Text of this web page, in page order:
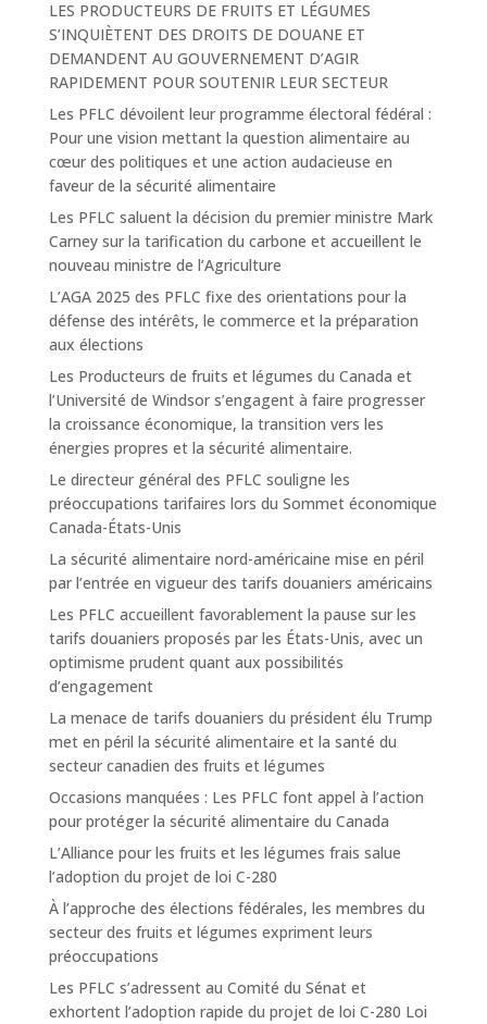
LES PRODUCTEURS DE FRUITS ET LÉGUMES
S’INQUIÈTENT DES DROITS DE DOUANE ET
DEMANDENT AU GOUVERNEMENT D’AGIR
RAPIDEMENT POUR SOUTENIR LEUR SECTEUR
Les PFLC dévoilent leur programme électoral fédéral :
Pour une vision mettant la question alimentaire au
cœur des politiques et une action audacieuse en
faveur de la sécurité alimentaire
Les PFLC saluent la décision du premier ministre Mark
Carney sur la tarification du carbone et accueillent le
nouveau ministre de l’Agriculture
L’AGA 2025 des PFLC fixe des orientations pour la
défense des intérêts, le commerce et la préparation
aux élections
Les Producteurs de fruits et légumes du Canada et
l’Université de Windsor s’engagent à faire progresser
la croissance économique, la transition vers les
énergies propres et la sécurité alimentaire.
Le directeur général des PFLC souligne les
préoccupations tarifaires lors du Sommet économique
Canada-États-Unis
La sécurité alimentaire nord-américaine mise en péril
par l’entrée en vigueur des tarifs douaniers américains
Les PFLC accueillent favorablement la pause sur les
tarifs douaniers proposés par les États-Unis, avec un
optimisme prudent quant aux possibilités
d’engagement
La menace de tarifs douaniers du président élu Trump
met en péril la sécurité alimentaire et la santé du
secteur canadien des fruits et légumes
Occasions manquées : Les PFLC font appel à l’action
pour protéger la sécurité alimentaire du Canada
L’Alliance pour les fruits et les légumes frais salue
l’adoption du projet de loi C-280
À l’approche des élections fédérales, les membres du
secteur des fruits et légumes expriment leurs
préoccupations
Les PFLC s’adressent au Comité du Sénat et
exhortent l’adoption rapide du projet de loi C-280 Loi